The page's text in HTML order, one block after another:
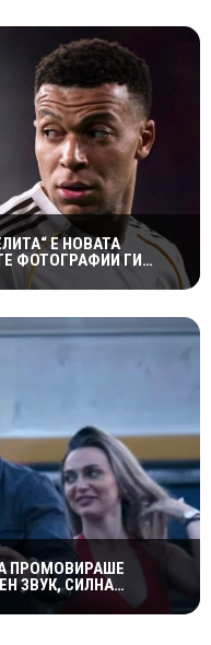
Е НОВАТА
ФОТОГРАФИИ ГИ
ПРОМОВИРАШЕ
ЗВУК, СИЛНА